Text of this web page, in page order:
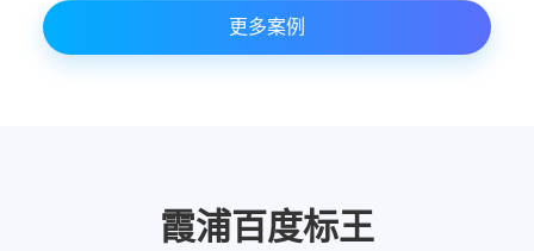
更多案例
霞浦百度标王